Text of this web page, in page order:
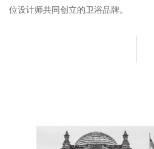
位设计师共同创立的卫浴品牌。